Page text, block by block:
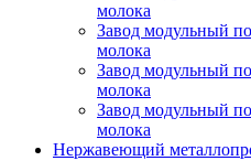
молока
Завод модульный
молока
Завод модульный
молока
Завод модульный
молока
Нержавеющий